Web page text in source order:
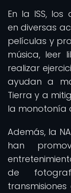
En la ISS,
en diversas
películas y
música, leer
realizar
ayudan a
Tierra y a
la monotonía
Además, la
han
de